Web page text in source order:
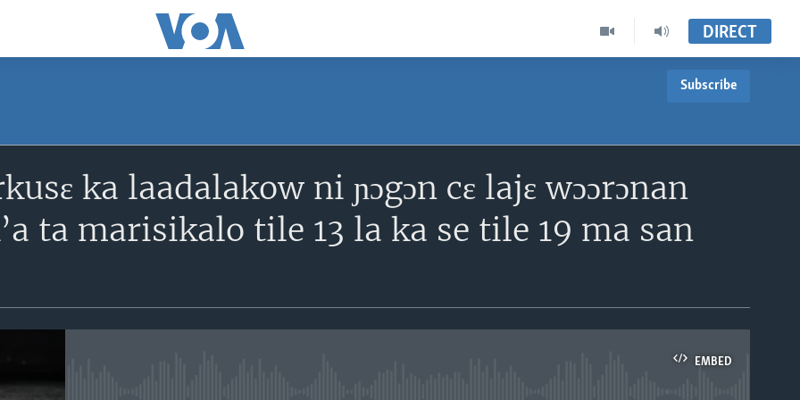
DIRECT
Subscribe
ka laadalakow ni ɲɔgɔn cɛ lajɛ wɔɔrɔnan
ta marisikalo tile 13 la ka se tile 19 ma san
EMBED